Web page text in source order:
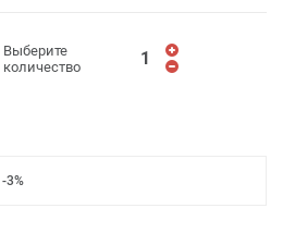
Выберите
количество
-3%